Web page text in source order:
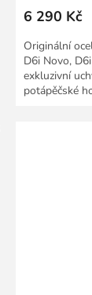
6 290 Kč
Originální
D6i Novo,
exkluzivní
potápěčské